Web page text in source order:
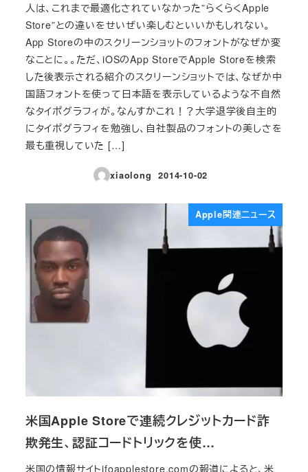
人は、これまで最適化されていなかった”らくらくApple
Store”との違いをせいぜい楽しむといいかもしれない。
App Storeの中のスクリーンショットのフォントがなぜか変
なことに。。ただ、iOSのApp StoreでApple Storeを検索
した後表示される紹介のスクリーンショットでは、なぜか中
国語フォントを使って日本語を表示しているような不自然
なタイポグラフィが。なんすかこれ！？大学退学後自主的
にタイポグラフィを勉強し、自社製品のフォントの美しさを
最も重視していた […]
xiaolong
投稿日
2014-10-02
Apple関連ニュース
米国Apple Storeで連続クレジットカード詐
欺発生、認証コードトリックを使…
米国の情報サイトifoapplestore.comの報道によると、米